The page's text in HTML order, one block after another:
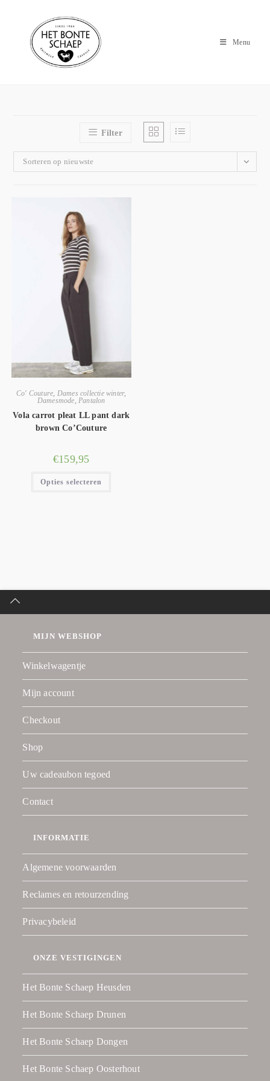
Menu
Filter
Sorteren op nieuwste
Co' Couture Dames collectie winter,
Damesmode Pantalon
Vola carrot pleat LL pant dark
brown Co’Couture
€159,95
Opties selecteren
MIJN WEBSHOP
Winkelwagentje
Mijn account
Checkout
Shop
Uw cadeaubon tegoed
Contact
INFORMATIE
Algemene voorwaarden
Reclames en retourzending
Privacybeleid
ONZE VESTIGINGEN
Het Bonte Schaep Heusden
Het Bonte Schaep Drunen
Het Bonte Schaep Dongen
Het Bonte Schaep Oosterhout